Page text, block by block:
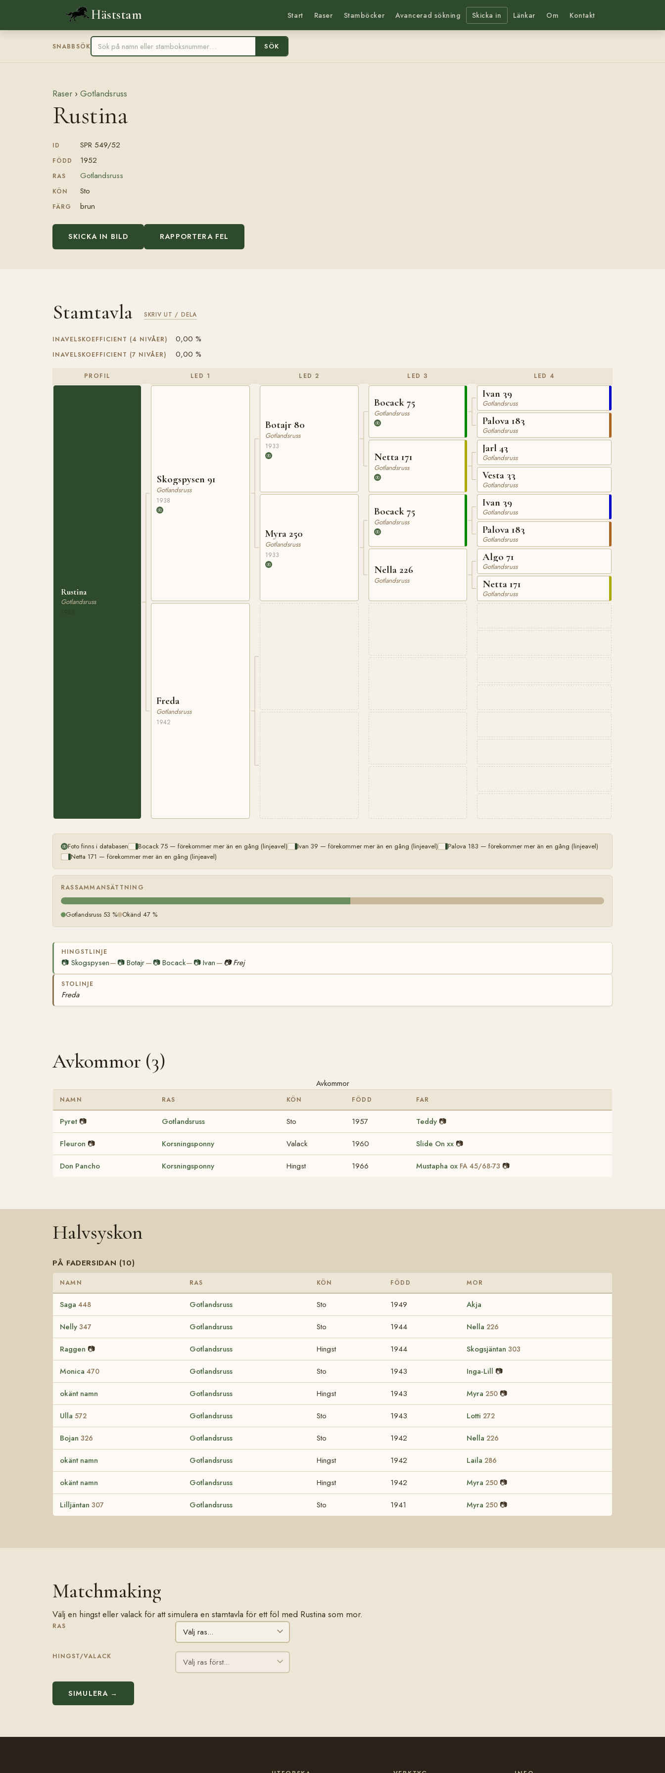
Häststam Start Raser Stamböcker Avancerad sökning Skicka in Länkar Om Kontakt
SNABBSÖK SÖK
Raser › Gotlandsruss
Rustina
ID SPR 549/52
FÖDD 1952
RAS Gotlandsruss
KÖN Sto
FÄRG brun
SKICKA IN BILD RAPPORTERA FEL
Stamtavla SKRIV UT / DELA
INAVELSKOEFFICIENT (4 NIVÅER) 0,00 %
INAVELSKOEFFICIENT (7 NIVÅER) 0,00 %
PROFIL
Rustina
Gotlandsruss
LED 1
Skogspysen 91
Gotlandsruss
1938
Freda
Gotlandsruss
1942
LED 2
Botajr 80
Gotlandsruss
1933
Myra 250
Gotlandsruss
1933
LED 3
Bocack 75
Gotlandsruss
Netta 171
Gotlandsruss
Bocack 75
Gotlandsruss
Nella 226
Gotlandsruss
LED 4
Ivan 39
Gotlandsruss
Palova 183
Gotlandsruss
Jarl 43
Gotlandsruss
Vesta 33
Gotlandsruss
Ivan 39
Gotlandsruss
Palova 183
Gotlandsruss
Algo 71
Gotlandsruss
Netta 171
Gotlandsruss
Foto finns i databasen Bocack 75 — förekommer mer än en gång (linjeavel) Ivan 39 — förekommer mer än en gång (linjeavel)
Palova 183 — förekommer mer än en gång (linjeavel)
Netta 171 — förekommer mer än en gång (linjeavel)
RASSAMMANSÄTTNING
Gotlandsruss 53 % Okänd 47 %
HINGSTLINJE
📷 Skogspysen— 📷Botajr— 📷 Bocack— 📷 Ivan — 📷 Frej
STOLINJE
Freda
Avkommor (3)
Avkommor
NAMN RAS KÖN FÖDD FAR
Pyret 📷 Gotlandsruss Sto 1957 Teddy 📷
Fleuron 📷 Korsningsponny Valack 1960 Slide On xx 📷
Don Pancho Korsningsponny Hingst 1966 Mustapha ox FA 45/68-73 📷
Halvsyskon
PÅ FADERSIDAN (10)
NAMN RAS KÖN FÖDD MOR
Saga 448 Gotlandsruss Sto 1949 Akja
Nelly 347 Gotlandsruss Sto 1944 Nella 226
Raggen 📷 Gotlandsruss Hingst 1944 Skogsjäntan 303
Monica 470 Gotlandsruss Sto 1943 Inga-Lill 📷
okänt namn Gotlandsruss Hingst 1943 Myra 250 📷
Ulla 572 Gotlandsruss Sto 1943 Lotti 272
Bojan 326 Gotlandsruss Sto 1942 Nella 226
okänt namn Gotlandsruss Hingst 1942 Laila 286
okänt namn Gotlandsruss Hingst 1942 Myra 250 📷
Lilljäntan 307 Gotlandsruss Sto 1941 Myra 250 📷
Matchmaking
Välj en hingst eller valack för att simulera en stamtavla för ett föl med Rustina som mor.
RAS
HINGST/VALACK
SIMULERA →